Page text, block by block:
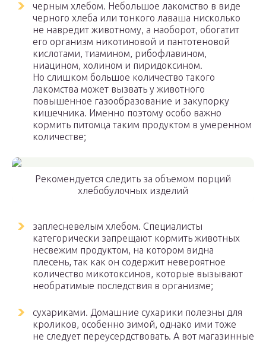
черным хлебом. Небольшое лакомство в виде
черного хлеба или тонкого лаваша нисколько
не навредит животному, а наоборот, обогатит
его организм никотиновой и пантотеновой
кислотами, тиамином, рибофлавином,
ниацином, холином и пиридоксином.
Но слишком большое количество такого
лакомства может вызвать у животного
повышенное газообразование и закупорку
кишечника. Именно поэтому особо важно
кормить питомца таким продуктом в умеренном
количестве;
Рекомендуется следить за объемом порций
хлебобулочных изделий
заплесневелым хлебом. Специалисты
категорически запрещают кормить животных
несвежим продуктом, на котором видна
плесень, так как он содержит невероятное
количество микотоксинов, которые вызывают
необратимые последствия в организме;
сухариками. Домашние сухарики полезны для
кроликов, особенно зимой, однако ими тоже
не следует переусердствовать. А вот магазинные